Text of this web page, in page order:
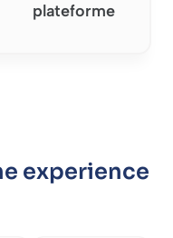
plateforme
experience